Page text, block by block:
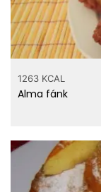
1263 KCAL
Alma fánk